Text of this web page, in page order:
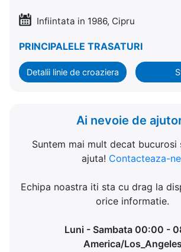
Infiintata in 1986, Cipru
PRINCIPALELE TRASATURI
Detalii linie de croaziera
Ai nevoie de
Suntem mai mult decat bucurosi
ajuta! Contacteaza-
Echipa noastra iti sta cu drag la
orice informatie.
Luni - Sambata 00:00 -
America/Los_Angeles